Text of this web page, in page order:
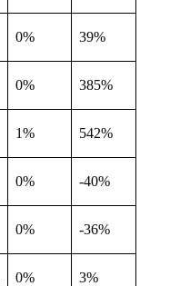
0% 39%
0% 385%
1% 542%
0% -40%
0% -36%
0% 3%